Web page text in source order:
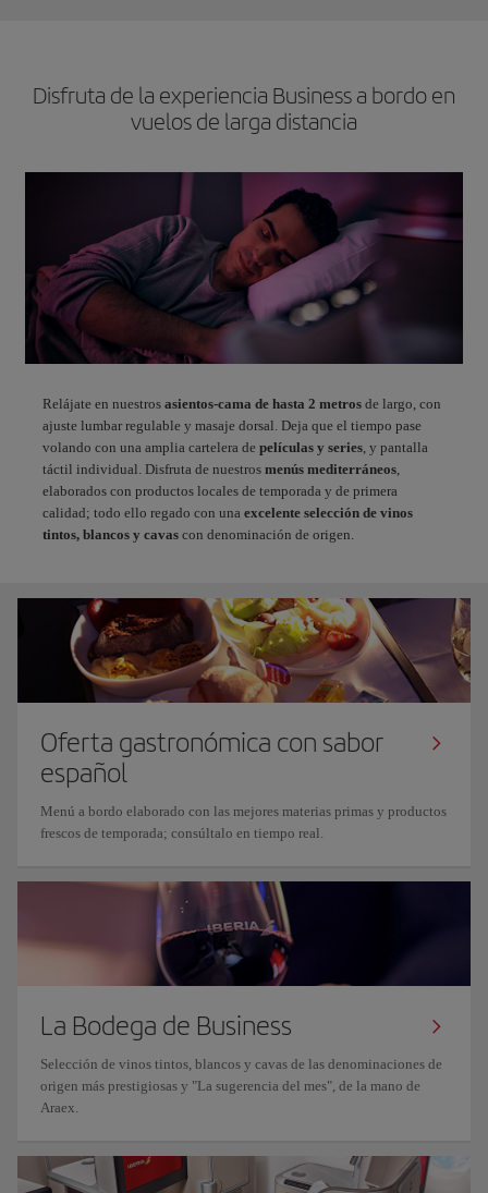
Disfruta de la experiencia Business a bordo en
vuelos de larga distancia
Relájate en nuestros asientos-cama de hasta 2 metros de largo, con
ajuste lumbar regulable y masaje dorsal. Deja que el tiempo pase
volando con una amplia cartelera de películas y series, y pantalla
táctil individual. Disfruta de nuestros menús mediterráneos,
elaborados con productos locales de temporada y de primera
calidad; todo ello regado con una excelente selección de vinos
tintos, blancos y cavas con denominación de origen.
Oferta gastronómica con sabor
español
Menú a bordo elaborado con las mejores materias primas y productos
frescos de temporada; consúltalo en tiempo real.
La Bodega de Business
Selección de vinos tintos, blancos y cavas de las denominaciones de
origen más prestigiosas y "La sugerencia del mes", de la mano de
Araex.